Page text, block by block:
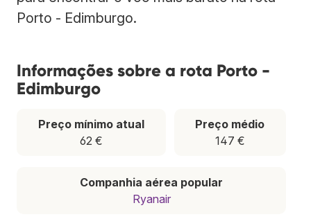
Porto - Edimburgo.
Informações sobre a rota Porto -
Edimburgo
Preço mínimo atual
62 €
Preço médio
147 €
Companhia aérea popular
Ryanair